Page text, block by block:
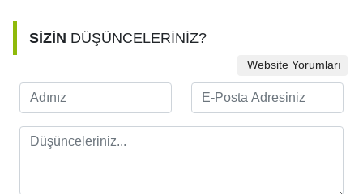
SİZİN DÜŞÜNCELERİNİZ?
Website Yorumları